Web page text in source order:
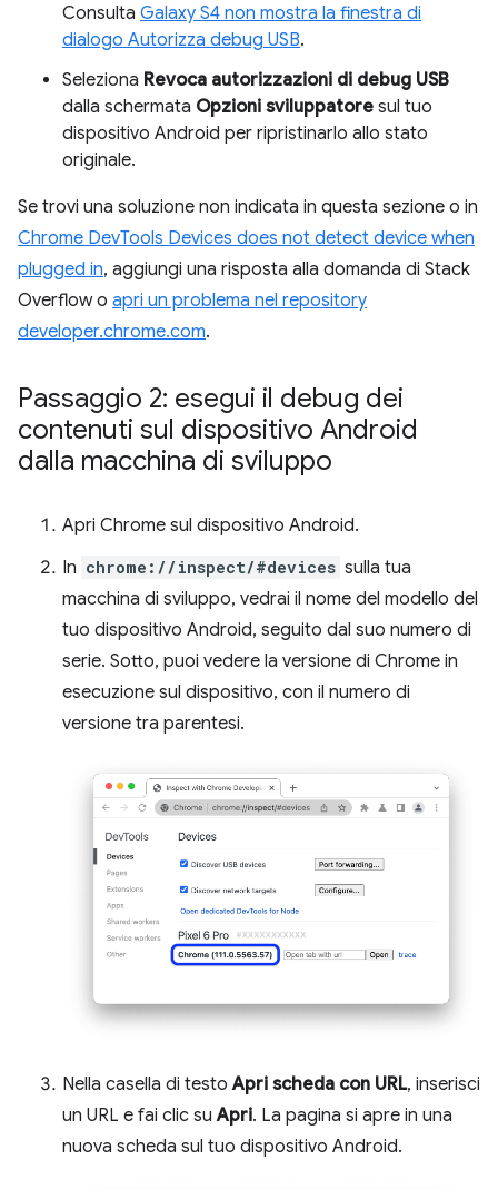
Consulta Galaxy S4 non mostra la finestra di
dialogo Autorizza debug USB.
Seleziona Revoca autorizzazioni di debug USB
dalla schermata Opzioni sviluppatore sul tuo
dispositivo Android per ripristinarlo allo stato
originale.
Se trovi una soluzione non indicata in questa sezione o in
Chrome DevTools Devices does not detect device when
plugged in, aggiungi una risposta alla domanda di Stack
Overflow o apri un problema nel repository
developer.chrome.com.
Passaggio 2: esegui il debug dei
contenuti sul dispositivo Android
dalla macchina di sviluppo
Apri Chrome sul dispositivo Android.
In chrome://inspect/#devices sulla tua
macchina di sviluppo, vedrai il nome del modello del
tuo dispositivo Android, seguito dal suo numero di
serie. Sotto, puoi vedere la versione di Chrome in
esecuzione sul dispositivo, con il numero di
versione tra parentesi.
Nella casella di testoApri scheda con URL, inserisci
un URL e fai clic suApri. La pagina si apre in una
nuova scheda sul tuo dispositivo Android.